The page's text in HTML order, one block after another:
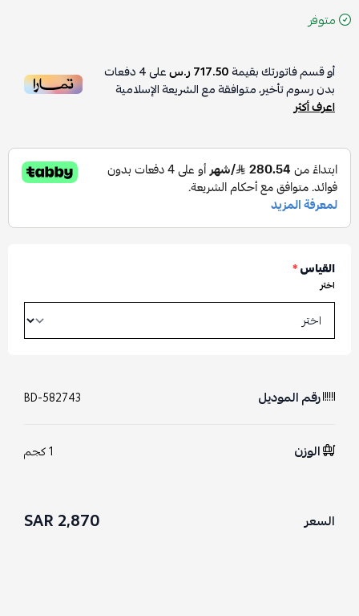
متوفر
أو قسم فاتورتك بقيمة717.50 ر.س على4دفعات
بدون رسوم تأخير، متوافقة مع الشريعة الإسلامية
اعرف أكثر
القياس*
اختر
رقم الموديل BD-582743
الوزن 1 كجم
السعر 2,870 SAR